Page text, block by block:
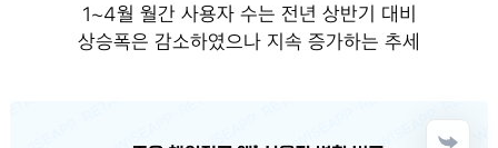
1~4월 월간 사용자 수는 전년 상반기 대비
상승폭은 감소하였으나 지속 증가하는 추세